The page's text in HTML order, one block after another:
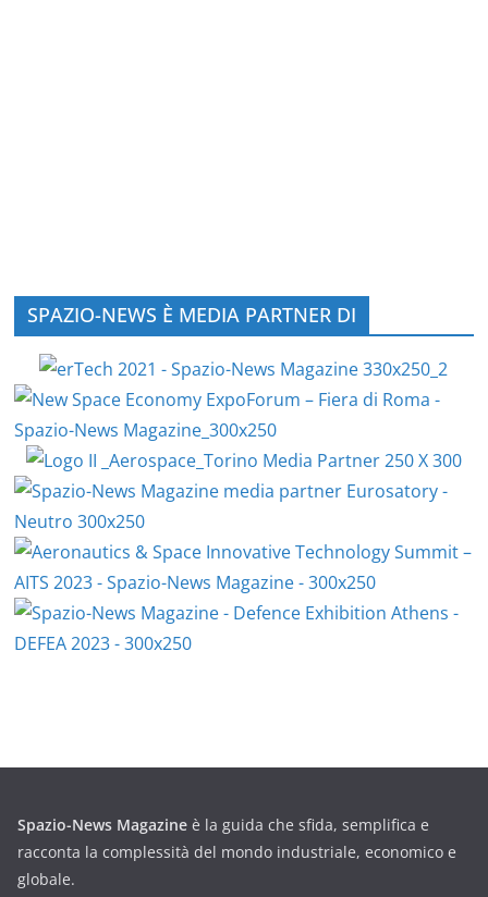
SPAZIO-NEWS È MEDIA PARTNER DI
Spazio-News Magazine è la guida che sfida, semplifica e
racconta la complessità del mondo industriale, economico e
globale.